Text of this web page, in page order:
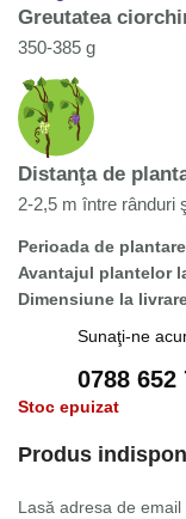
Greutatea
350-385 g
Distanţa de
2-2,5 m între rânduri
Perioada de
Avantajul plantelor
Dimensiune la
Sunaţi-ne
0788 652
Stoc epuizat
Produs
Lasă adresa de